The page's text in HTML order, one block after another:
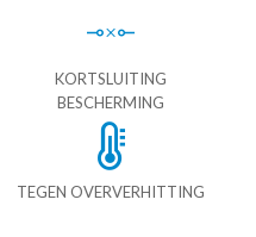
KORTSLUITING
BESCHERMING
TEGEN OVERVERHITTING